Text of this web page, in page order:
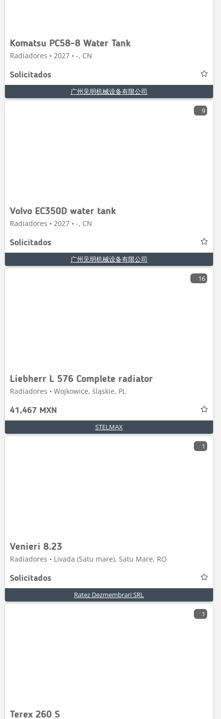
Komatsu PC58-8 Water Tank
Radiadores • 2027 • -, CN
Solicitados
广州见明机械设备有限公司
9
Volvo EC350D water tank
Radiadores • 2027 • -, CN
Solicitados
广州见明机械设备有限公司
16
Liebherr L 576 Complete radiator
Radiadores • Wojkowice, śląskie, PL
41,467 MXN
STELMAX
1
Venieri 8.23
Radiadores • Livada (Satu mare), Satu Mare, RO
Solicitados
Ratez Dezmembrari SRL
1
Terex 260 S